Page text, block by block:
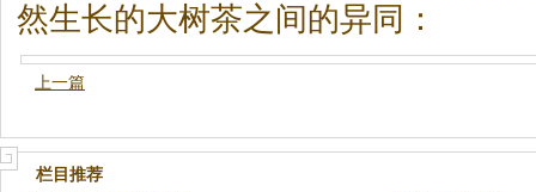
然生长的大树茶之间的异同：
上一篇
栏目推荐